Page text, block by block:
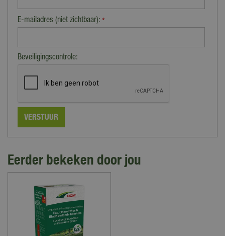
E-mailadres (niet zichtbaar): *
Beveiligingscontrole:
Eerder bekeken door jou